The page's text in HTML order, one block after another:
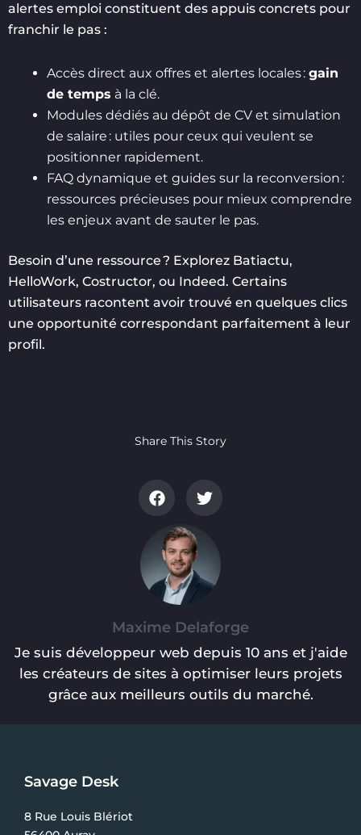
alertes emploi constituent des appuis concrets pour
franchir le pas :
Accès direct aux offres et alertes locales : gain
de temps à la clé.
Modules dédiés au dépôt de CV et simulation
de salaire : utiles pour ceux qui veulent se
positionner rapidement.
FAQ dynamique et guides sur la reconversion :
ressources précieuses pour mieux comprendre
les enjeux avant de sauter le pas.
Besoin d’une ressource ? Explorez Batiactu,
HelloWork, Costructor, ou Indeed. Certains
utilisateurs racontent avoir trouvé en quelques clics
une opportunité correspondant parfaitement à leur
profil.
Share This Story
Maxime Delaforge
Je suis développeur web depuis 10 ans et j'aide
les créateurs de sites à optimiser leurs projets
grâce aux meilleurs outils du marché.
Savage Desk
8 Rue Louis Blériot